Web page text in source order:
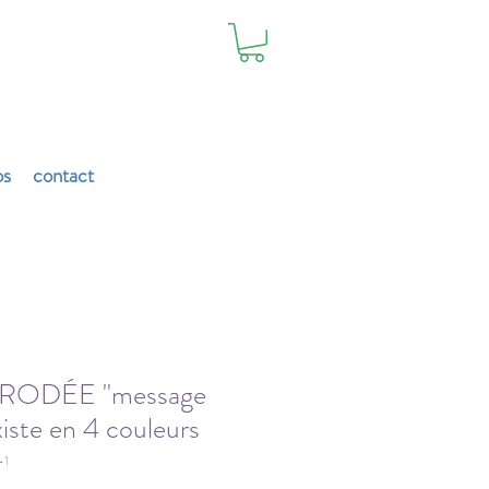
contact
"message
en 4 couleurs